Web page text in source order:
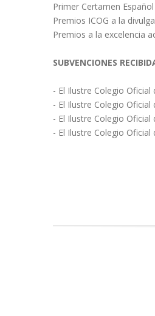
Primer Certamen
Premios ICOG a la
Premios a la excelencia
SUBVENCIONES
- El Ilustre Colegio
- El Ilustre Colegio
- El Ilustre Colegio
- El Ilustre Colegio